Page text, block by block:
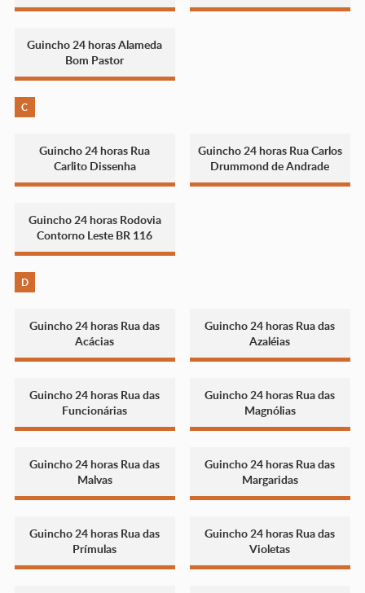
Guincho 24 horas Alameda
Bom Pastor
C
Guincho 24 horas Rua
Carlito Dissenha
Guincho 24 horas Rua Carlos
Drummond de Andrade
Guincho 24 horas Rodovia
Contorno Leste BR 116
D
Guincho 24 horas Rua das
Acácias
Guincho 24 horas Rua das
Azaléias
Guincho 24 horas Rua das
Funcionárias
Guincho 24 horas Rua das
Magnólias
Guincho 24 horas Rua das
Malvas
Guincho 24 horas Rua das
Margaridas
Guincho 24 horas Rua das
Prímulas
Guincho 24 horas Rua das
Violetas